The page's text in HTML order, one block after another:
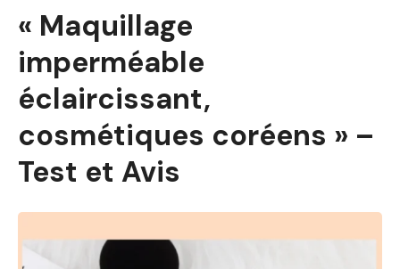
« Maquillage
imperméable
éclaircissant,
cosmétiques coréens » –
Test et Avis